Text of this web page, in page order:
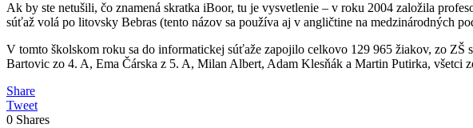
Ak by ste netušili, čo znamená skratka iBoor, tu je vysvetlenie – v roku 2004 založila
súťaž volá po litovsky Bebras (tento názov sa používa aj v angličtine na medzinárodných
V tomto školskom roku sa do informatickej súťaže zapojilo celkovo 129 965 žiakov, zo
Bartovic zo 4. A, Ema Čárska z 5. A, Milan Albert, Adam Klesňák a Martin Putirka,
Share
Tweet
0 Shares